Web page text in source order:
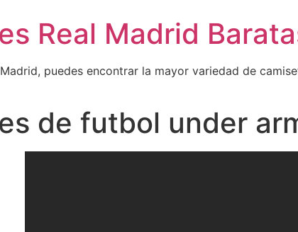
Real Madrid
puedes encontrar la mayor variedad de
de futbol under